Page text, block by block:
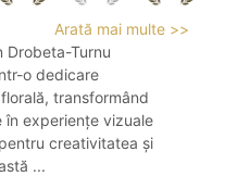
Arată mai multe >>
Drobeta-Turnu
o dedicare
transformând
în experiențe vizuale
creativitatea și
...